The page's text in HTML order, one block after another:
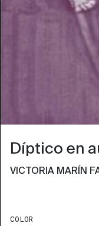
Díptico en
VICTORIA MARÍN
COLOR